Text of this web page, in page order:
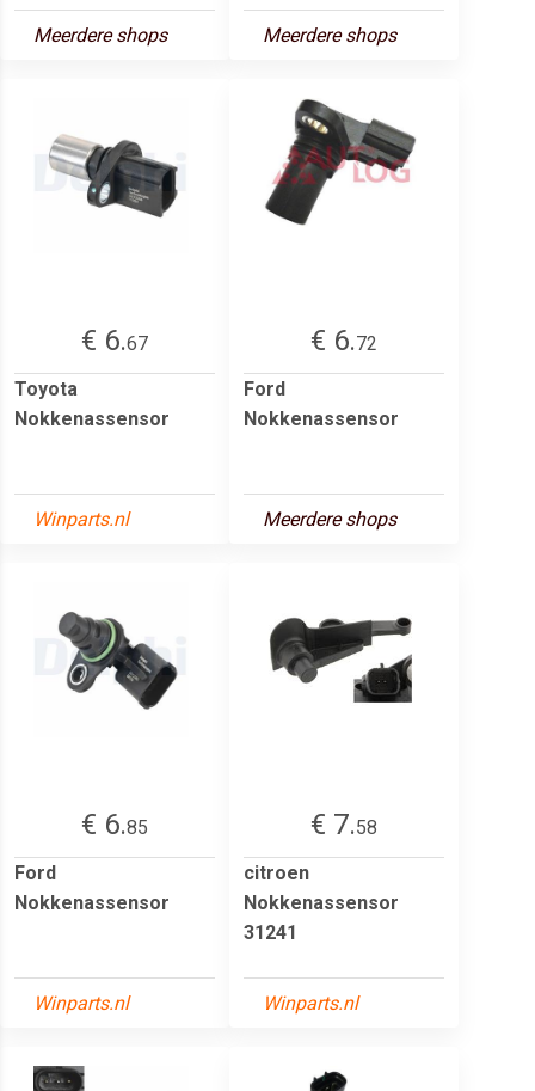
Meerdere shops Meerdere shops
€ 6.67
Toyota
Nokkenassensor
Winparts.nl
€ 6.72
Ford
Nokkenassensor
Meerdere shops
€ 6.85
Ford
Nokkenassensor
Winparts.nl
€ 7.58
citroen
Nokkenassensor
31241
Winparts.nl